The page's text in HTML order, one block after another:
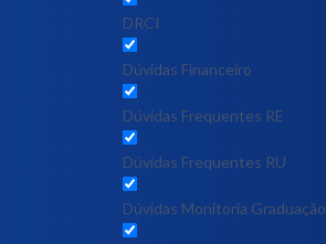
DRCI
Dúvidas Financeiro
Dúvidas Frequentes RE
Dúvidas Frequentes RU
Dúvidas Monitoria Graduação